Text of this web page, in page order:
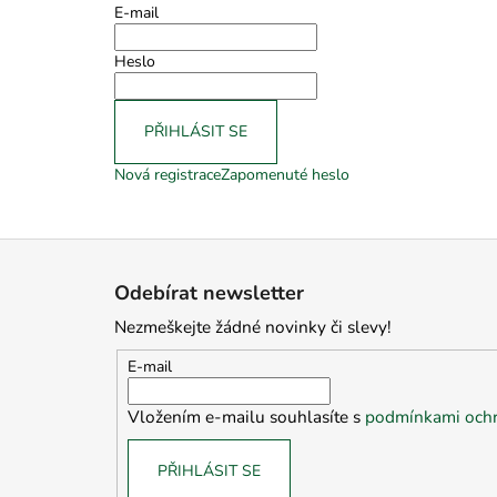
E-mail
Heslo
PŘIHLÁSIT SE
Nová registraceZapomenuté heslo
Odebírat newsletter
Nezmeškejte žádné novinky či slevy!
E-mail
Vložením e-mailu souhlasíte s podmínkami
PŘIHLÁSIT SE